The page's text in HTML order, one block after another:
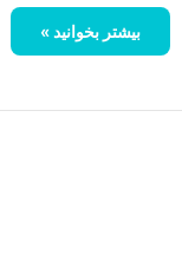
بیشتر بخوانید »